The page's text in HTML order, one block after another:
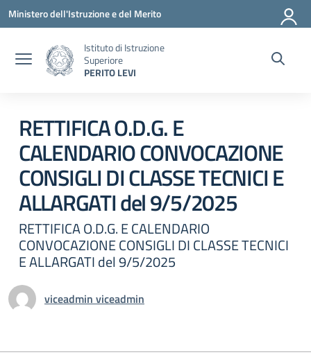
Vai ai contenuti
Vai al menu di navigazione
Vai al footer
Ministero dell'Istruzione e del Merito
Istituto di Istruzione
Superiore
PERITO LEVI
RETTIFICA O.D.G. E
CALENDARIO CONVOCAZIONE
CONSIGLI DI CLASSE TECNICI E
ALLARGATI del 9/5/2025
RETTIFICA O.D.G. E CALENDARIO
CONVOCAZIONE CONSIGLI DI CLASSE TECNICI
E ALLARGATI del 9/5/2025
viceadmin viceadmin